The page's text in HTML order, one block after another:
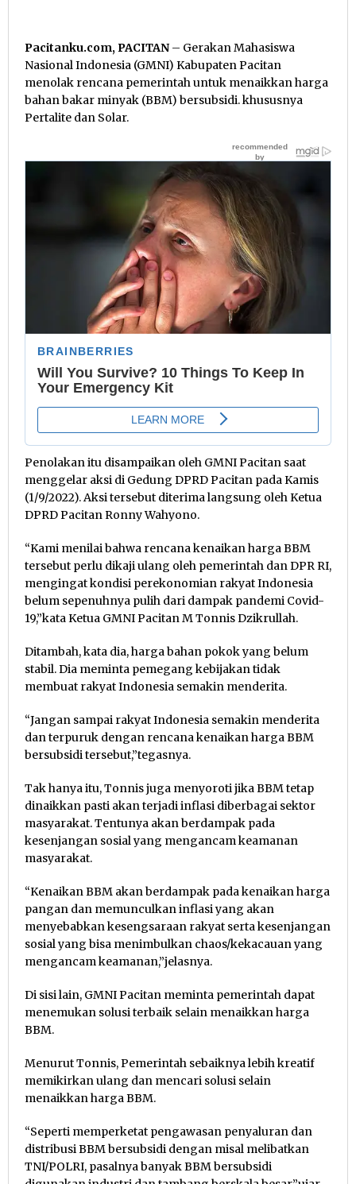
Pacitanku.com, PACITAN – Gerakan Mahasiswa
Nasional Indonesia (GMNI) Kabupaten Pacitan
menolak rencana pemerintah untuk menaikkan harga
bahan bakar minyak (BBM) bersubsidi. khususnya
Pertalite dan Solar.
Penolakan itu disampaikan oleh GMNI Pacitan saat
menggelar aksi di Gedung DPRD Pacitan pada Kamis
(1/9/2022). Aksi tersebut diterima langsung oleh Ketua
DPRD Pacitan Ronny Wahyono.
“Kami menilai bahwa rencana kenaikan harga BBM
tersebut perlu dikaji ulang oleh pemerintah dan DPR RI,
mengingat kondisi perekonomian rakyat Indonesia
belum sepenuhnya pulih dari dampak pandemi Covid-
19,”kata Ketua GMNI Pacitan M Tonnis Dzikrullah.
Ditambah, kata dia, harga bahan pokok yang belum
stabil. Dia meminta pemegang kebijakan tidak
membuat rakyat Indonesia semakin menderita.
“Jangan sampai rakyat Indonesia semakin menderita
dan terpuruk dengan rencana kenaikan harga BBM
bersubsidi tersebut,”tegasnya.
Tak hanya itu, Tonnis juga menyoroti jika BBM tetap
dinaikkan pasti akan terjadi inflasi diberbagai sektor
masyarakat. Tentunya akan berdampak pada
kesenjangan sosial yang mengancam keamanan
masyarakat.
“Kenaikan BBM akan berdampak pada kenaikan harga
pangan dan memunculkan inflasi yang akan
menyebabkan kesengsaraan rakyat serta kesenjangan
sosial yang bisa menimbulkan chaos/kekacauan yang
mengancam keamanan,”jelasnya.
Di sisi lain, GMNI Pacitan meminta pemerintah dapat
menemukan solusi terbaik selain menaikkan harga
BBM.
Menurut Tonnis, Pemerintah sebaiknya lebih kreatif
memikirkan ulang dan mencari solusi selain
menaikkan harga BBM.
“Seperti memperketat pengawasan penyaluran dan
distribusi BBM bersubsidi dengan misal melibatkan
TNI/POLRI, pasalnya banyak BBM bersubsidi